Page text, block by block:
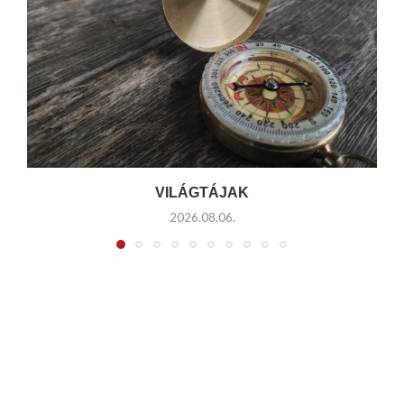
VILÁGTÁJAK
2026.08.06.